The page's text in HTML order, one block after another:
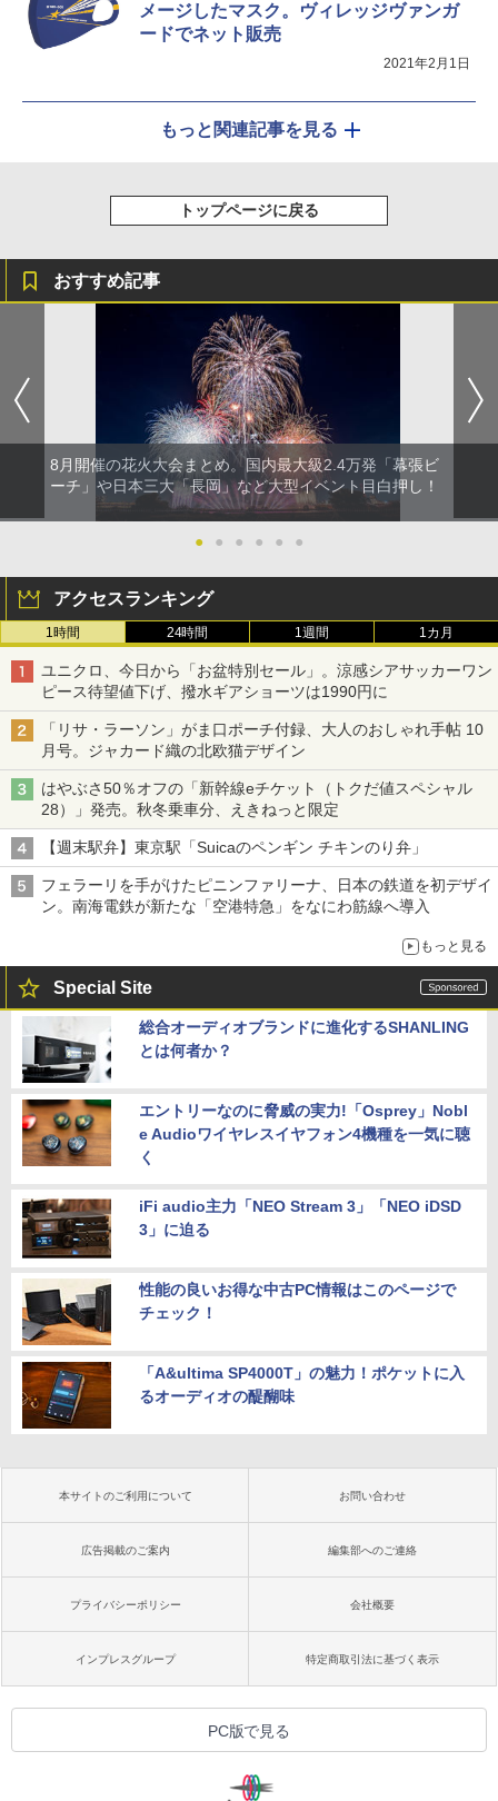
メージしたマスク。ヴィレッジヴァンガ
ードでネット販売
2021年2月1日
もっと関連記事を見る
トップページに戻る
おすすめ記事
8月開催の花火大会まとめ。国内最大級2.4万発「幕張ビ
ーチ」や日本三大「長岡」など大型イベント目白押し！
● ● ● ● ● ●
アクセスランキング
1時間 24時間 1週間 1カ月
ユニクロ、今日から「お盆特別セール」。涼感シアサッカーワン
ピース待望値下げ、撥水ギアショーツは1990円に
「リサ・ラーソン」がま口ポーチ付録、大人のおしゃれ手帖 10
月号。ジャカード織の北欧猫デザイン
はやぶさ50％オフの「新幹線eチケット（トクだ値スペシャル
28）」発売。秋冬乗車分、えきねっと限定
【週末駅弁】東京駅「Suicaのペンギン チキンのり弁」
フェラーリを手がけたピニンファリーナ、日本の鉄道を初デザイ
ン。南海電鉄が新たな「空港特急」をなにわ筋線へ導入
もっと見る
Special Site
総合オーディオブランドに進化するSHANLING
とは何者か？
エントリーなのに脅威の実力!「Osprey」Nobl
e Audioワイヤレスイヤフォン4機種を一気に聴
く
iFi audio主力「NEO Stream 3」「NEO iDSD
3」に迫る
性能の良いお得な中古PC情報はこのページで
チェック！
「A&ultima SP4000T」の魅力！ポケットに入
るオーディオの醍醐味
本サイトのご利用について お問い合わせ
広告掲載のご案内 編集部へのご連絡
プライバシーポリシー 会社概要
インプレスグループ 特定商取引法に基づく表示
PC版で見る